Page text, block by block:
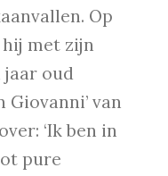
Op
met zijn
jaar oud
Giovanni’ van
‘Ik ben in
pure